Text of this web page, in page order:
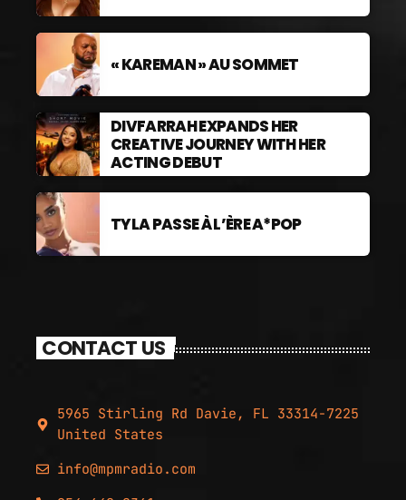
« KAREMAN » AU SOMMET
DIVFARRAH EXPANDS HER
CREATIVE JOURNEY WITH HER
ACTING DEBUT
TYLA PASSE À L’ÈRE A*POP
CONTACT US
5965 Stirling Rd Davie, FL 33314-7225
United States
info@mpmradio.com